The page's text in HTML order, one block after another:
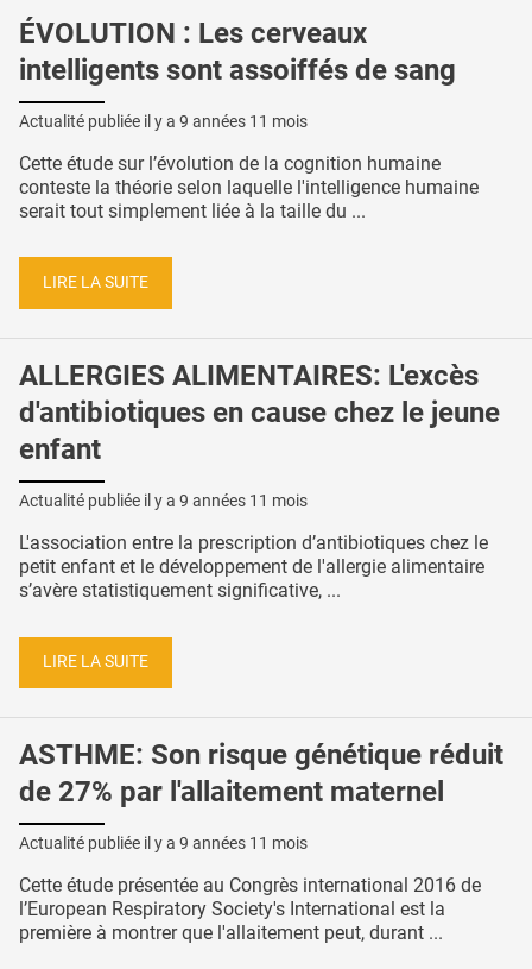
ÉVOLUTION : Les cerveaux
intelligents sont assoiffés de sang
Actualité publiée il y a 9 années 11 mois
Cette étude sur l’évolution de la cognition humaine
conteste la théorie selon laquelle l'intelligence humaine
serait tout simplement liée à la taille du ...
LIRE LA SUITE
ALLERGIES ALIMENTAIRES: L'excès
d'antibiotiques en cause chez le jeune
enfant
Actualité publiée il y a 9 années 11 mois
L'association entre la prescription d’antibiotiques chez le
petit enfant et le développement de l'allergie alimentaire
s’avère statistiquement significative, ...
LIRE LA SUITE
ASTHME: Son risque génétique réduit
de 27% par l'allaitement maternel
Actualité publiée il y a 9 années 11 mois
Cette étude présentée au Congrès international 2016 de
l’European Respiratory Society's International est la
première à montrer que l'allaitement peut, durant ...